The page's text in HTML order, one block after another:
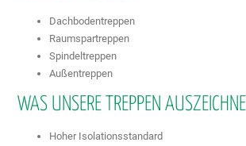
Dachbodentreppen
Raumspartreppen
Spindeltreppen
Außentreppen
WAS UNSERE TREPPEN AUSZEICHNET
Hoher Isolationsstandard